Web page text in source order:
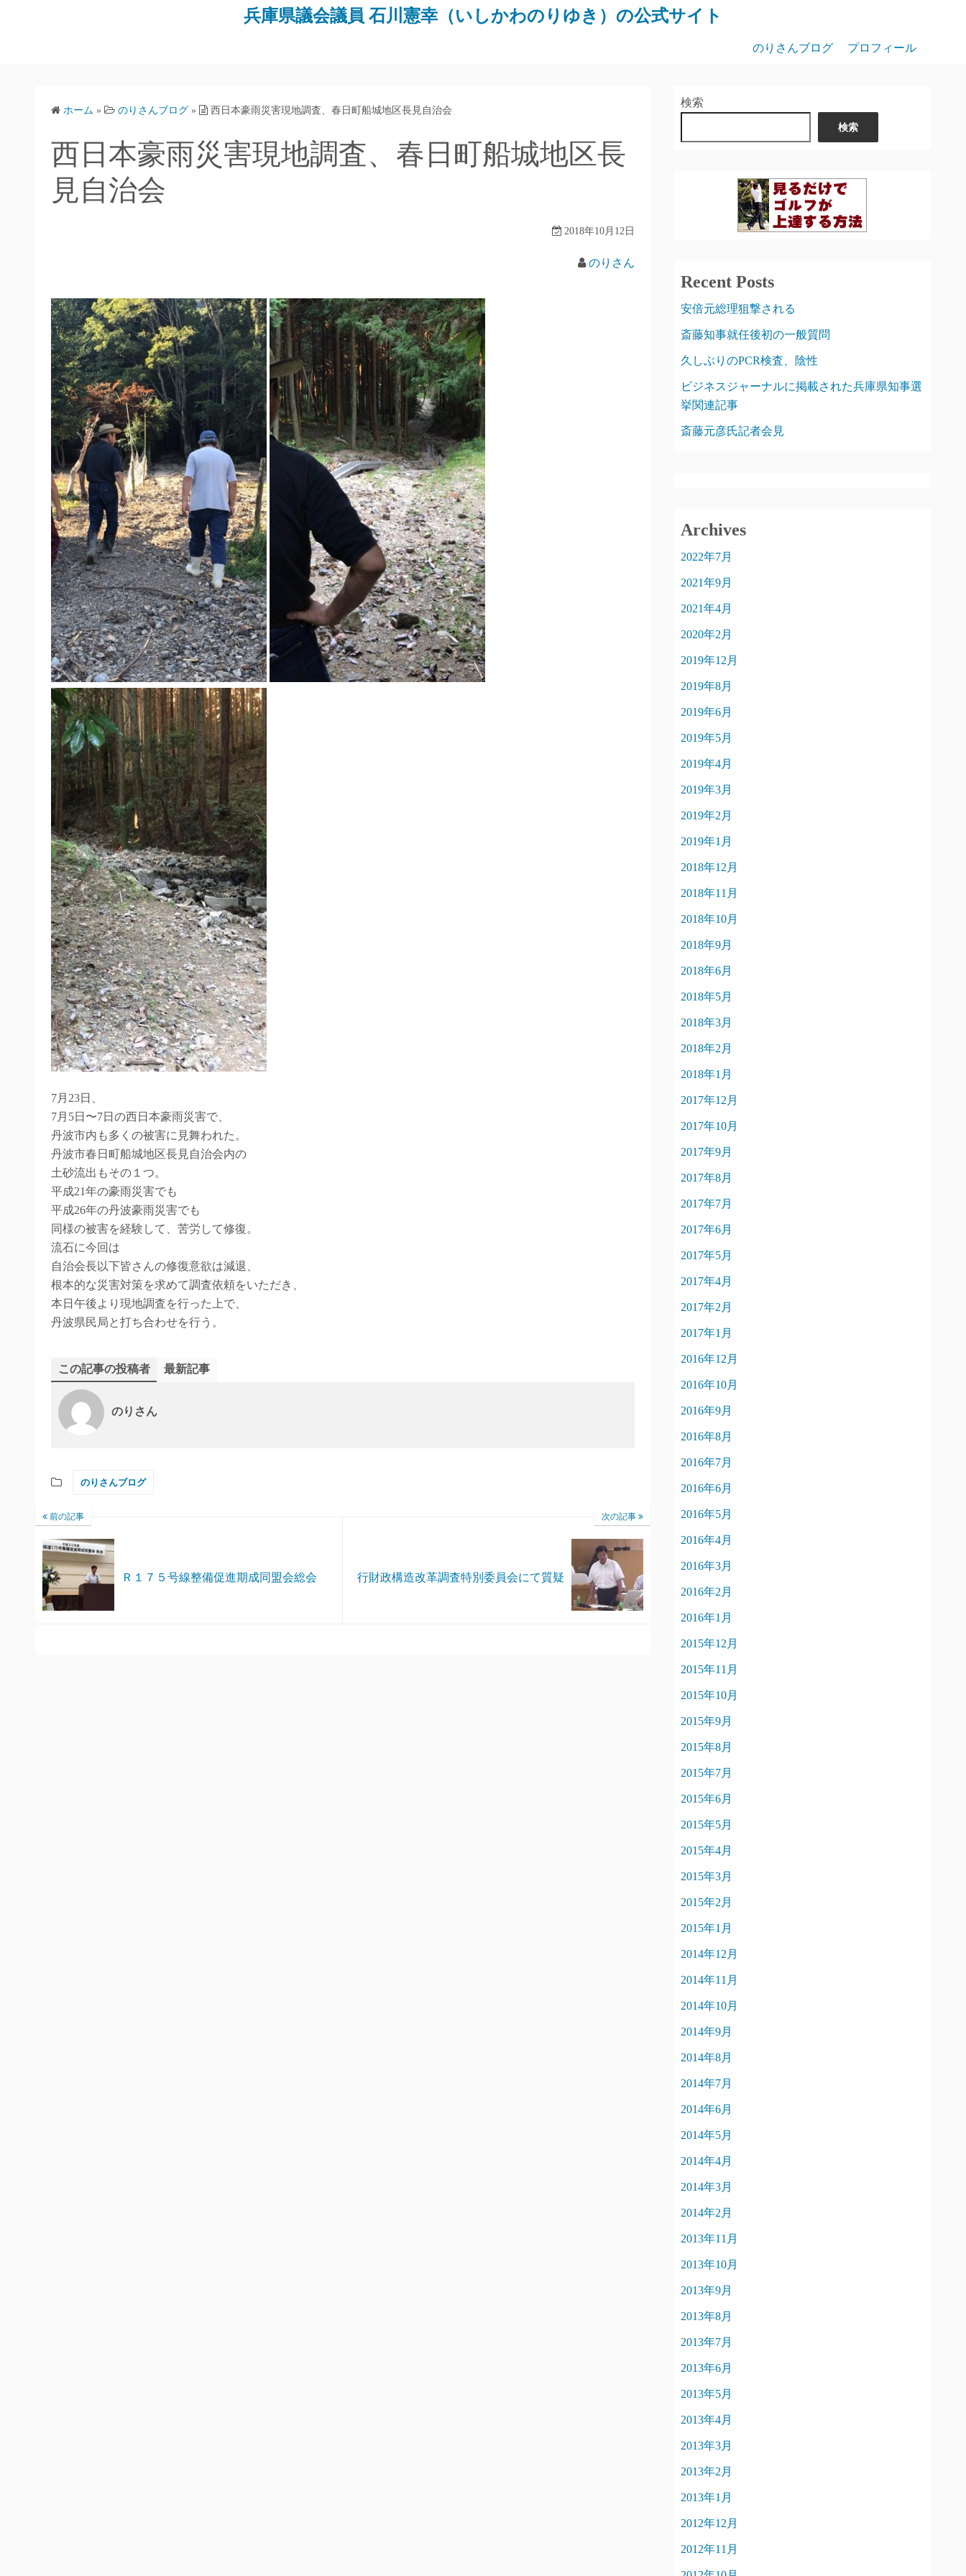
兵庫県議会議員 石川憲幸（いしかわのりゆき）の公式サイト
のりさんブログ プロフィール
ホーム » のりさんブログ » 西日本豪雨災害現地調査、春日町船城地区長見自治会
西日本豪雨災害現地調査、春日町船城地区長
見自治会
2018年10月12日
のりさん
7月23日、
7月5日〜7日の西日本豪雨災害で、
丹波市内も多くの被害に見舞われた。
丹波市春日町船城地区長見自治会内の
土砂流出もその１つ。
平成21年の豪雨災害でも
平成26年の丹波豪雨災害でも
同様の被害を経験して、苦労して修復。
流石に今回は
自治会長以下皆さんの修復意欲は減退、
根本的な災害対策を求めて調査依頼をいただき、
本日午後より現地調査を行った上で、
丹波県民局と打ち合わせを行う。
この記事の投稿者 最新記事
のりさん
のりさんブログ
前の記事
Ｒ１７５号線整備促進期成同盟会総会
次の記事
行財政構造改革調査特別委員会にて質疑
検索
検索
Recent Posts
安倍元総理狙撃される
斎藤知事就任後初の一般質問
久しぶりのPCR検査、陰性
ビジネスジャーナルに掲載された兵庫県知事選
挙関連記事
斎藤元彦氏記者会見
Archives
2022年7月
2021年9月
2021年4月
2020年2月
2019年12月
2019年8月
2019年6月
2019年5月
2019年4月
2019年3月
2019年2月
2019年1月
2018年12月
2018年11月
2018年10月
2018年9月
2018年6月
2018年5月
2018年3月
2018年2月
2018年1月
2017年12月
2017年10月
2017年9月
2017年8月
2017年7月
2017年6月
2017年5月
2017年4月
2017年2月
2017年1月
2016年12月
2016年10月
2016年9月
2016年8月
2016年7月
2016年6月
2016年5月
2016年4月
2016年3月
2016年2月
2016年1月
2015年12月
2015年11月
2015年10月
2015年9月
2015年8月
2015年7月
2015年6月
2015年5月
2015年4月
2015年3月
2015年2月
2015年1月
2014年12月
2014年11月
2014年10月
2014年9月
2014年8月
2014年7月
2014年6月
2014年5月
2014年4月
2014年3月
2014年2月
2013年11月
2013年10月
2013年9月
2013年8月
2013年7月
2013年6月
2013年5月
2013年4月
2013年3月
2013年2月
2013年1月
2012年12月
2012年11月